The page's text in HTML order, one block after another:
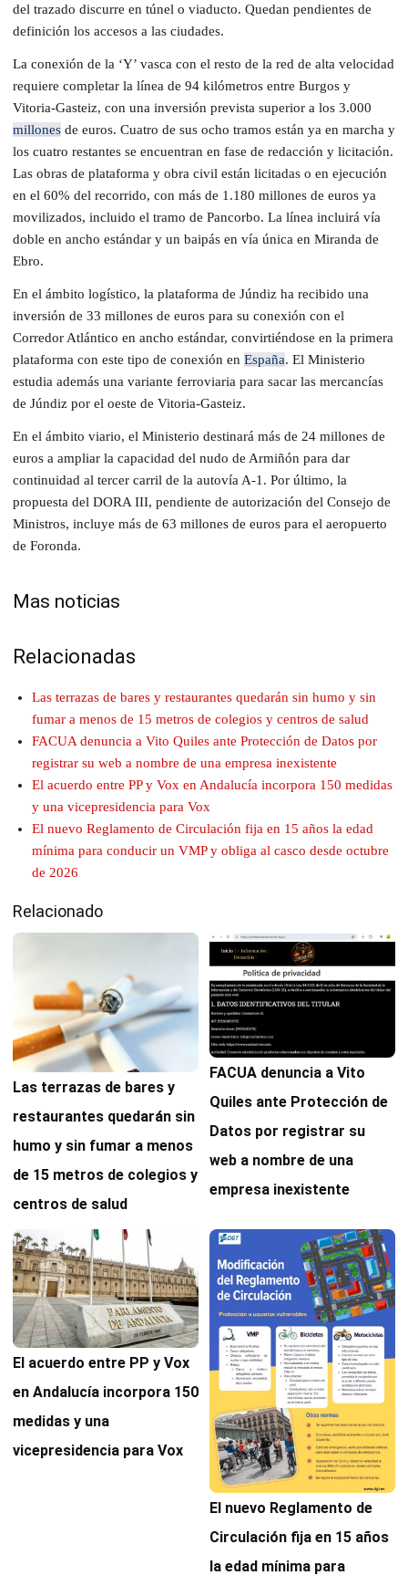
del trazado discurre en túnel o viaducto. Quedan pendientes de
definición los accesos a las ciudades.
La conexión de la ‘Y’ vasca con el resto de la red de alta velocidad
requiere completar la línea de 94 kilómetros entre Burgos y
Vitoria-Gasteiz, con una inversión prevista superior a los 3.000
millones de euros. Cuatro de sus ocho tramos están ya en marcha y
los cuatro restantes se encuentran en fase de redacción y licitación.
Las obras de plataforma y obra civil están licitadas o en ejecución
en el 60% del recorrido, con más de 1.180 millones de euros ya
movilizados, incluido el tramo de Pancorbo. La línea incluirá vía
doble en ancho estándar y un baipás en vía única en Miranda de
Ebro.
En el ámbito logístico, la plataforma de Júndiz ha recibido una
inversión de 33 millones de euros para su conexión con el
Corredor Atlántico en ancho estándar, convirtiéndose en la primera
plataforma con este tipo de conexión en España. El Ministerio
estudia además una variante ferroviaria para sacar las mercancías
de Júndiz por el oeste de Vitoria-Gasteiz.
En el ámbito viario, el Ministerio destinará más de 24 millones de
euros a ampliar la capacidad del nudo de Armiñón para dar
continuidad al tercer carril de la autovía A-1. Por último, la
propuesta del DORA III, pendiente de autorización del Consejo de
Ministros, incluye más de 63 millones de euros para el aeropuerto
de Foronda.
Mas noticias
Relacionadas
Las terrazas de bares y restaurantes quedarán sin humo y sin
fumar a menos de 15 metros de colegios y centros de salud
FACUA denuncia a Vito Quiles ante Protección de Datos por
registrar su web a nombre de una empresa inexistente
El acuerdo entre PP y Vox en Andalucía incorpora 150 medidas
y una vicepresidencia para Vox
El nuevo Reglamento de Circulación fija en 15 años la edad
mínima para conducir un VMP y obliga al casco desde octubre
de 2026
Relacionado
Las terrazas de bares y
restaurantes quedarán sin
humo y sin fumar a menos
de 15 metros de colegios y
centros de salud
FACUA denuncia a Vito
Quiles ante Protección de
Datos por registrar su
web a nombre de una
empresa inexistente
El acuerdo entre PP y Vox
en Andalucía incorpora 150
medidas y una
vicepresidencia para Vox
El nuevo Reglamento de
Circulación fija en 15 años
la edad mínima para